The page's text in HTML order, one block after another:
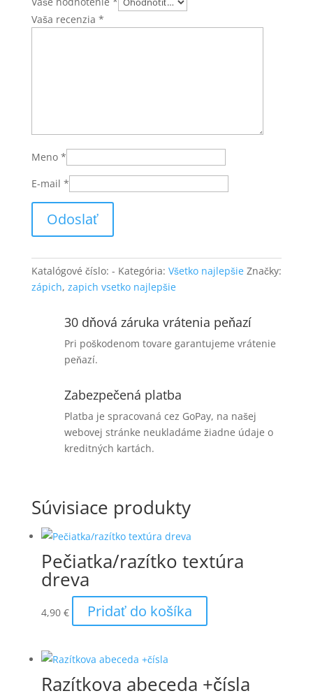
Vaša recenzia *
Meno *
E-mail *
Katalógové číslo: - Kategória: Všetko najlepšie Značky:
zápich, zapich vsetko najlepšie
30 dňová záruka vrátenia peňazí
Pri poškodenom tovare garantujeme vrátenie
peňazí.
Zabezpečená platba
Platba je spracovaná cez GoPay, na našej
webovej stránke neukladáme žiadne údaje o
kreditných kartách.
Súvisiace produkty
Pečiatka/razítko textúra
dreva
4,90 € Pridať do košíka
Razítkova abeceda +čísla